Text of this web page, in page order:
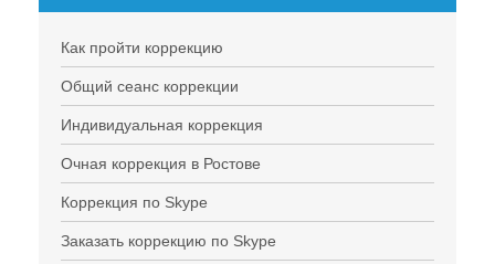
Как пройти коррекцию
Общий сеанс коррекции
Индивидуальная коррекция
Очная коррекция в Ростове
Коррекция по Skype
Заказать коррекцию по Skype